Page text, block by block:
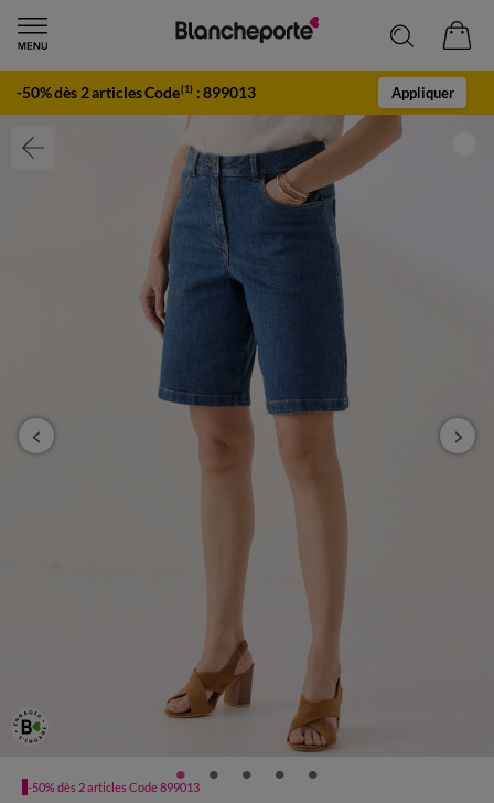
-50% dès 2 articles Code(1) :899013 Appliquer
-50% dès 2 articles Code 899013